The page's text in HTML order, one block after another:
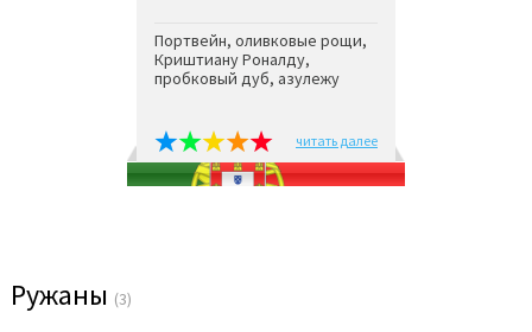
Портвейн, оливковые рощи,
Криштиану Роналду,
пробковый дуб, азулежу
читать далее
Ружаны (3)